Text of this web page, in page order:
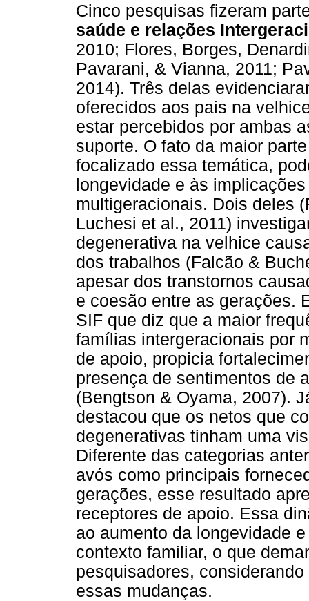
Cinco pesquisas fizeram
saúde e relações
2010; Flores, Borges,
Pavarani, & Vianna, 2011;
2014). Três delas
oferecidos aos pais na
estar percebidos por ambas
suporte. O fato da maior
focalizado essa temática,
longevidade e às
multigeracionais. Dois deles
Luchesi et al., 2011)
degenerativa na velhice
dos trabalhos (Falcão &
apesar dos transtornos
e coesão entre as gerações.
SIF que diz que a maior
famílias intergeracionais por
de apoio, propicia
presença de sentimentos de
(Bengtson & Oyama, 2007).
destacou que os netos que
degenerativas tinham uma
Diferente das categorias
avós como principais
gerações, esse resultado
receptores de apoio. Essa
ao aumento da longevidade
contexto familiar, o que
pesquisadores,
essas mudanças.